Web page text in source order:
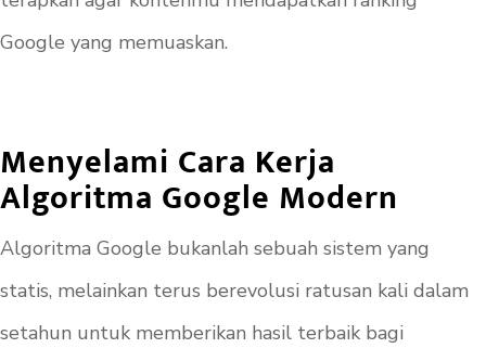
Google yang memuaskan.
Menyelami Cara Kerja
Algoritma Google Modern
Algoritma Google bukanlah sebuah sistem yang
statis, melainkan terus berevolusi ratusan kali dalam
setahun untuk memberikan hasil terbaik bagi